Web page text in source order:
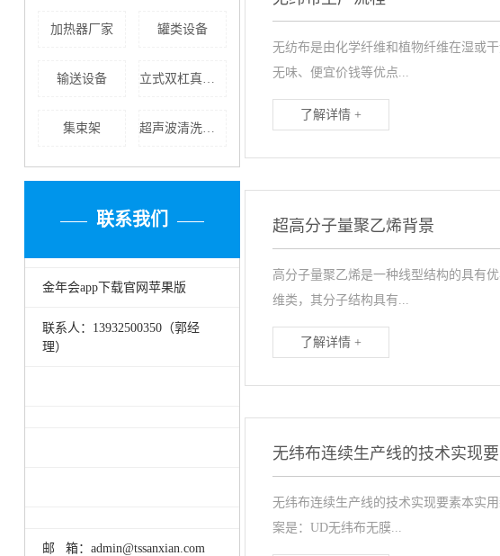
加热器厂家 罐类设备
输送设备 立式双杠真空清洗炉
集束架 超声波清洗厂商
联系我们
金年会app下载官网苹果版
联系人：13932500350（郭经
理）
邮 箱：admin@tssanxian.com
无纺布是由化学纤维和植物纤维在湿或
无味、便宜价钱等优点...
了解详情 +
超高分子量聚乙烯背景
高分子量聚乙烯是一种线型结构的具有
维类，其分子结构具有...
了解详情 +
无纬布连续生产线的技术实现
无纬布连续生产线的技术实现要素本实
案是：UD无纬布无膜...